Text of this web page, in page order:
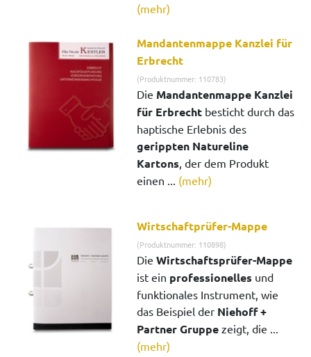
(mehr)
Mandantenmappe Kanzlei für
Erbrecht
(Produktnummer: 110783)
Die Mandantenmappe Kanzlei
für Erbrecht besticht durch das
haptische Erlebnis des
gerippten Natureline
Kartons, der dem Produkt
einen ... (mehr)
Wirtschaftprüfer-Mappe
(Produktnummer: 110898)
DieWirtschaftsprüfer-Mappe
ist ein professionelles und
funktionales Instrument, wie
das Beispiel der Niehoff +
Partner Gruppe zeigt, die ...
(mehr)